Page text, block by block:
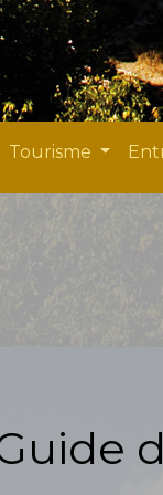
Tourisme